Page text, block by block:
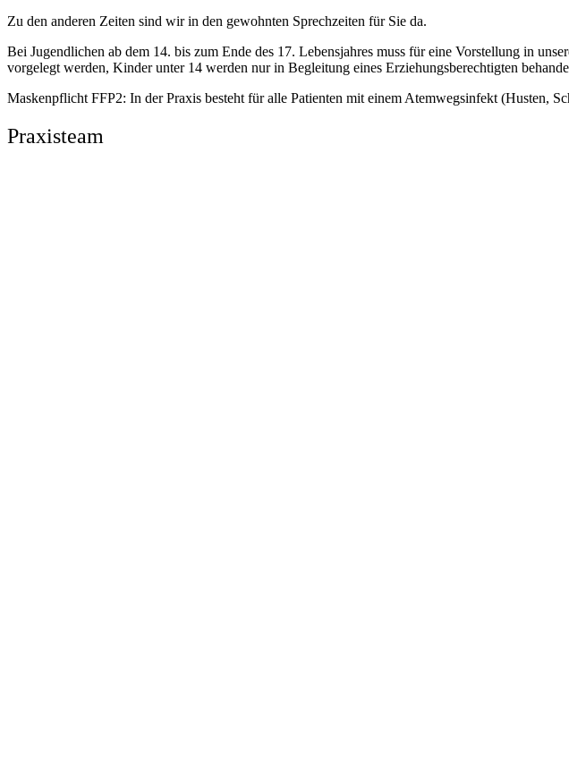
Zu den anderen Zeiten sind wir in den gewohnten Sprechzeiten für Sie da.
Bei Jugendlichen ab dem 14. bis zum Ende des 17. Lebensjahres muss für eine Vorstellung in
vorgelegt werden, Kinder unter 14 werden nur in Begleitung eines Erziehungsberechtigten
Maskenpflicht FFP2: In der Praxis besteht für alle Patienten mit einem Atemwegsinfekt (Husten,
Praxisteam